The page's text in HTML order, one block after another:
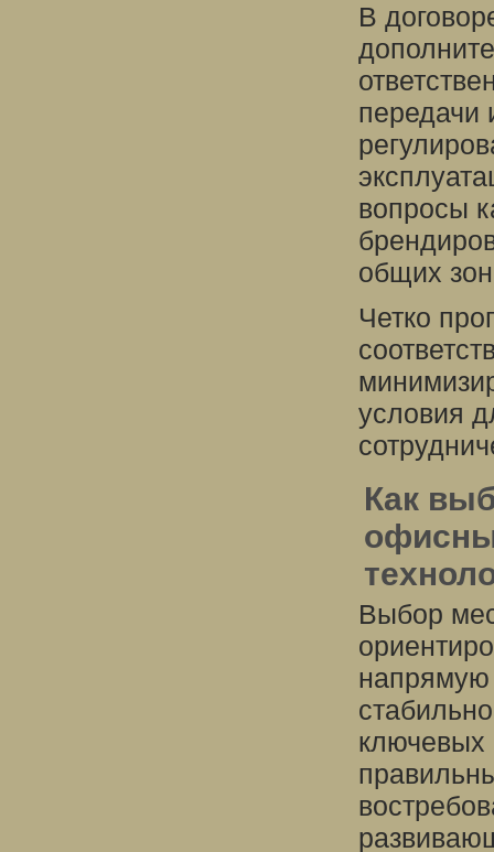
В
передачи
вопросы
общих
Четко
условия
Как
Выбор
напрямую
ключевых